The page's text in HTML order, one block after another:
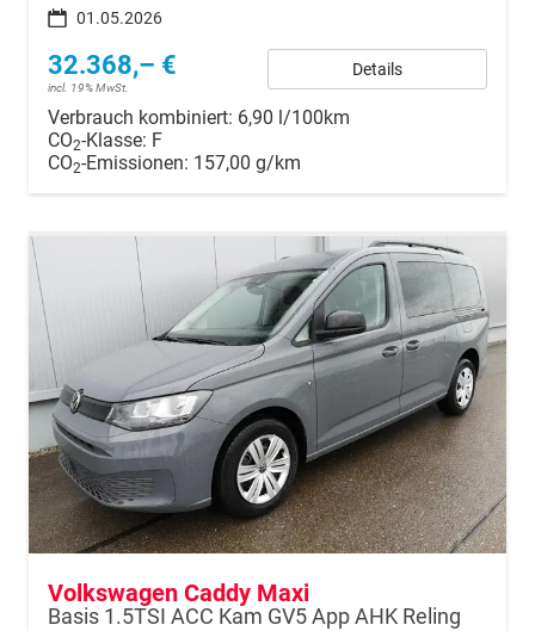
01.05.2026
32.368,– €
incl. 19% MwSt.
Details
Verbrauch kombiniert: 6,90 l/100km
CO2-Klasse: F
CO2-Emissionen: 157,00 g/km
Volkswagen Caddy Maxi
Basis 1.5TSI ACC Kam GV5 App AHK Reling